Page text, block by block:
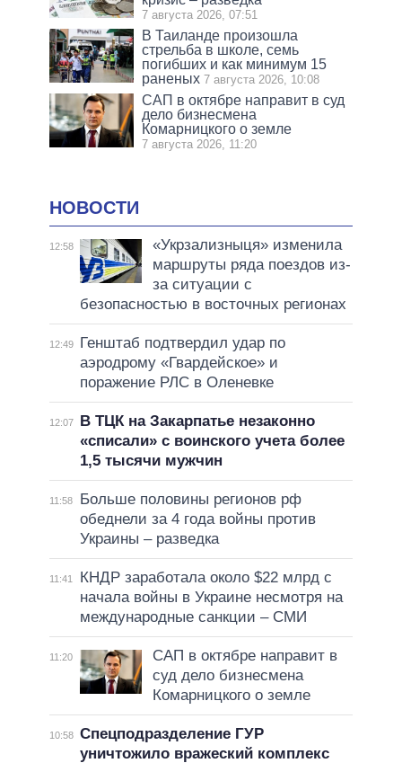
7 августа 2026, 07:51
В Таиланде произошла
стрельба в школе, семь
погибших и как минимум 15
раненых 7 августа 2026, 10:08
САП в октябре направит в суд
дело бизнесмена
Комарницкого о земле
7 августа 2026, 11:20
НОВОСТИ
12:58
«Укрзализныця» изменила
маршруты ряда поездов из-
за ситуации с
безопасностью в восточных регионах
12:49
Генштаб подтвердил удар по
аэродрому «Гвардейское» и
поражение РЛС в Оленевке
12:07
В ТЦК на Закарпатье незаконно
«списали» с воинского учета более
1,5 тысячи мужчин
11:58
Больше половины регионов рф
обеднели за 4 года войны против
Украины – разведка
11:41
КНДР заработала около $22 млрд с
начала войны в Украине несмотря на
международные санкции – СМИ
11:20
САП в октябре направит в
суд дело бизнесмена
Комарницкого о земле
10:58 Спецподразделение ГУР
уничтожило вражеский комплекс